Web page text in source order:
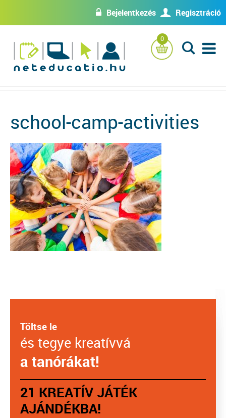
w Bejelentkezés U Regisztráció
0
L
school-camp-activities
Töltse le
és tegye kreatívvá
a tanórákat!
21 KREATÍV JÁTÉK
AJÁNDÉKBA!